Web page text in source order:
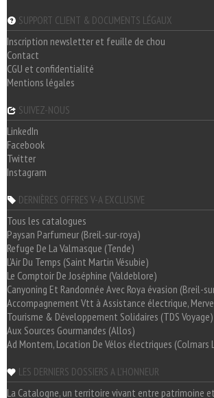
SUPPORT CLIENT & DOCUMENTS LÉGAUX
Inscription newsletter et feuille de chou
Contact
CGU et confidentialité
Mentions légales
SUIVEZ-NOUS
LinkedIn
Facebook
Twitter
Instagram
DERNIÈRES OFFRES V-A EXCLUSIVE
Tous les catalogues
Paysan Parfumeur (Breil-sur-roya)
Refuge De La Valmasque (Tende)
L'Air Du Temps (Saint Martin Vésubie)
Le Comptoir De Joséphine (Valdeblore)
Canyoning Et Randonnée Avec Roya évasion (Breil-
Accompagnement Vtt à Assistance électrique,
Tourisme & Développement Solidaires (TDS
Aux Sources Gourmandes (Allos)
Ad Montem, Location De Vélos électriques (Colmars
LES DERNIERS DOSSIERS A L'HONNEUR
La Catalogne, un territoire vivant entre patrimoine